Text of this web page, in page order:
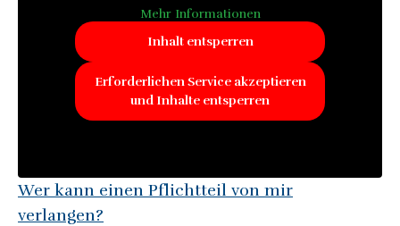
Mehr Informationen
Inhalt entsperren
Erforderlichen Service akzeptieren
und Inhalte entsperren
Wer kann einen Pflichtteil von mir
verlangen?